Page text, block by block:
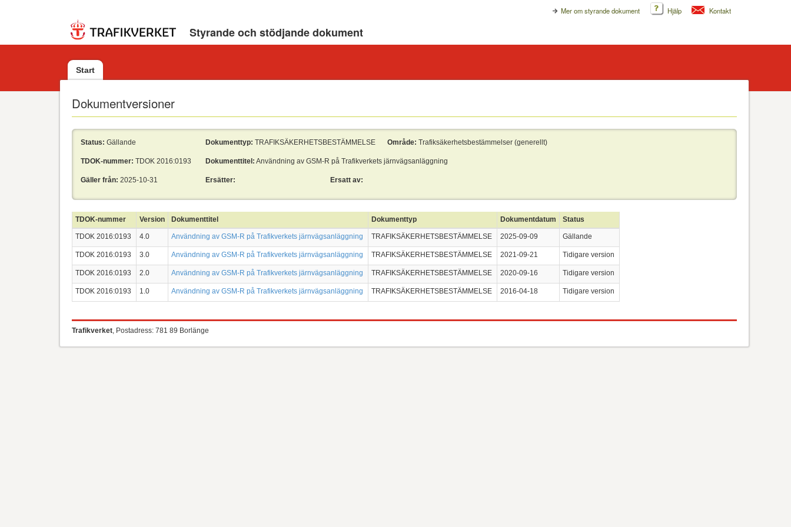
Mer om styrande dokument Hjälp Kontakt
Styrande och stödjande dokument
Start
Dokumentversioner
Status: Gällande Dokumenttyp: TRAFIKSÄKERHETSBESTÄMMELSE Område: Trafiksäkerhetsbestämmelser (generellt)
TDOK-nummer: TDOK 2016:0193 Dokumenttitel: Användning av GSM-R på Trafikverkets järnvägsanläggning
Gäller från: 2025-10-31 Ersätter: Ersatt av:
TDOK-nummer Version Dokumenttitel Dokumenttyp Dokumentdatum Status
TDOK 2016:0193 4.0 Användning av GSM-R på Trafikverkets järnvägsanläggning TRAFIKSÄKERHETSBESTÄMMELSE 2025-09-09 Gällande
TDOK 2016:0193 3.0 Användning av GSM-R på Trafikverkets järnvägsanläggning TRAFIKSÄKERHETSBESTÄMMELSE 2021-09-21 Tidigare version
TDOK 2016:0193 2.0 Användning av GSM-R på Trafikverkets järnvägsanläggning TRAFIKSÄKERHETSBESTÄMMELSE 2020-09-16 Tidigare version
TDOK 2016:0193 1.0 Användning av GSM-R på Trafikverkets järnvägsanläggning TRAFIKSÄKERHETSBESTÄMMELSE 2016-04-18 Tidigare version
Trafikverket, Postadress: 781 89 Borlänge